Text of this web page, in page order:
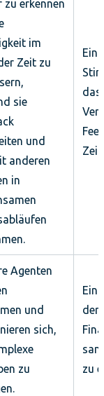
zu erkennen
im
Zeit zu
sie
und
anderen
in
Ein
das
Agenten
und
sich,
zu
Ein
der
zu